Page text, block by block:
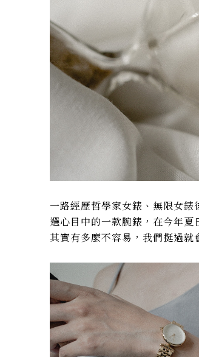
一路經歷哲學家女錶 、 無限女錶
選心目中的一款腕錶，在今年夏
其實有多麼不容易，我們挺過就